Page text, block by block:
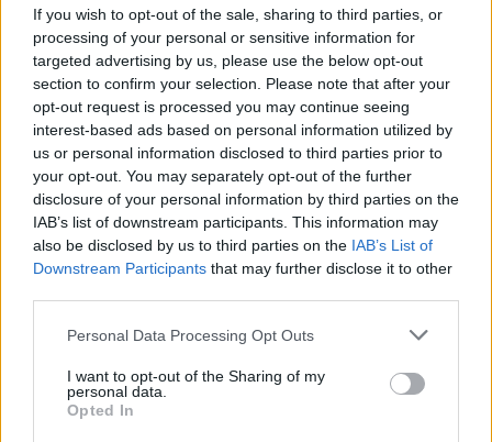
If you wish to opt-out of the sale, sharing to third parties, or
processing of your personal or sensitive information for
targeted advertising by us, please use the below opt-out
section to confirm your selection. Please note that after your
opt-out request is processed you may continue seeing
interest-based ads based on personal information utilized by
us or personal information disclosed to third parties prior to
your opt-out. You may separately opt-out of the further
disclosure of your personal information by third parties on the
IAB’s list of downstream participants. This information may
also be disclosed by us to third parties on the IAB’s List of
Downstream Participants that may further disclose it to other
Personal Data Processing Opt Outs
I want to opt-out of the Sharing of my
personal data.
Opted In
Το FIAT 500 Hybrid τώρα από 18.990 ευρώ
Φίνιξ Σανς: «Έδεσαν» τον
Ντίλον Μπρουκς έως το 2030
Χάποελ Τελ Αβίβ: Απέκτησε τον
Φρέντρικ Μπουρντιγιόν (vid)
Evergood: Άγγιξε τα 300 εκατ. ο τζίρος- Στα 10 εκατ. ευρώ το τίμημα
για το 60% του Jackaroo
Όμιλος AKTOR: Εξαγοράζει το
75% των ΗΛΕΚΤΩΡ και THALIS –
Στρατηγική συνεργασία με τη
ΔΕΗ: Ισχυρή ανάπτυξη στο α΄